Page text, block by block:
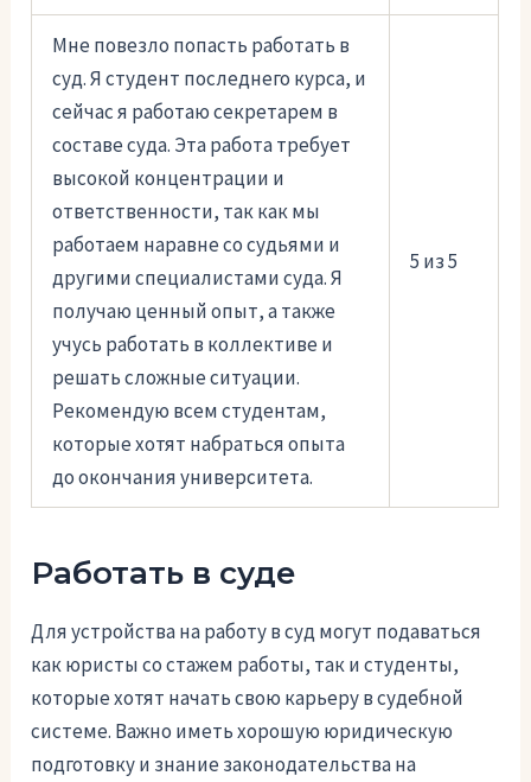
Мне повезло попасть работать в
суд. Я студент последнего курса, и
сейчас я работаю секретарем в
составе суда. Эта работа требует
высокой концентрации и
ответственности, так как мы
работаем наравне со судьями и
другими специалистами суда. Я
получаю ценный опыт, а также
учусь работать в коллективе и
решать сложные ситуации.
Рекомендую всем студентам,
которые хотят набраться опыта
до окончания университета.
5 из 5
Работать в суде
Для устройства на работу в суд могут подаваться
как юристы со стажем работы, так и студенты,
которые хотят начать свою карьеру в судебной
системе. Важно иметь хорошую юридическую
подготовку и знание законодательства на